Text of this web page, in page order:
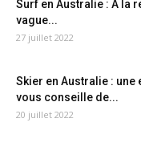
Surf en Australie : A la
vague...
27 juillet 2022
Skier en Australie : une
vous conseille de...
20 juillet 2022